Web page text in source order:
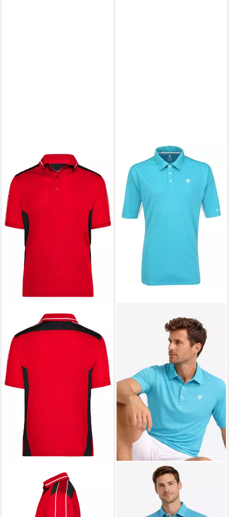
JAMES & NICHOLSON
Poloshirt JN828
Atmungsaktives Polohemd für
Freizeit, Handwerk und Hobby
UVP 24,95 €
ISLAND GREENPoloshirt
Poloshirt Golfshirt Herren
modisches T-Shirt Tennis
Shirt Golf-Polo
+20